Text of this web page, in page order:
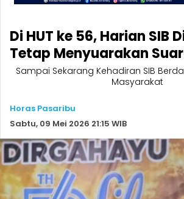
Di HUT ke 56, Harian SIB
Tetap Menyuarakan
Sampai Sekarang Kehadiran SIB
Masyarakat
Horas Pasaribu
Sabtu, 09 Mei 2026 21:15 WIB